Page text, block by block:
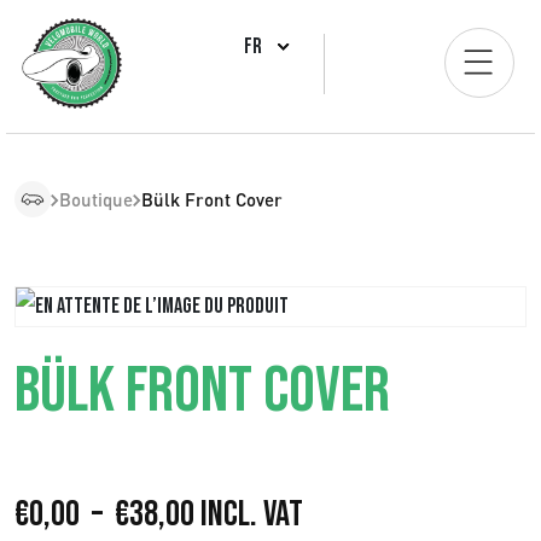
FR
Boutique Bülk Front Cover
BÜLK FRONT COVER
€0,00 – €38,00PIncl. VAT